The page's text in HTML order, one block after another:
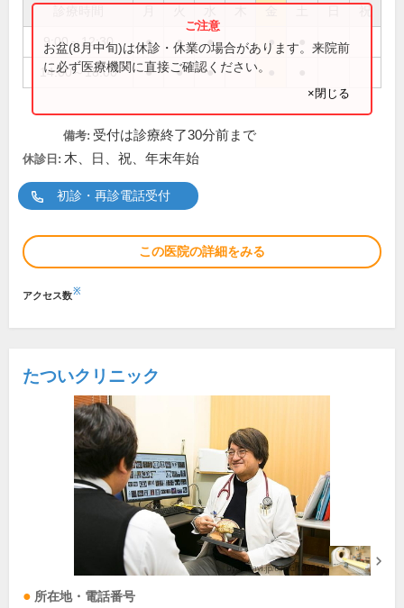
祝
9:00～12:30 ● ● ● ●
14:00～18:00 ● ● ●
お盆(8月中旬)は休診・休業の場合があります。来院前
に必ず医療機関に直接ご確認ください。
×閉じる
備考: 受付は診療終了30分前まで
休診日: 木、日、祝、年末年始
初診・再診電話受付
この医院の詳細をみる
アクセス数※
たついクリニック
所在地・電話番号